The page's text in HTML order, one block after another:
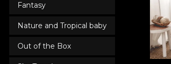
Fantasy
Nature and Tropical baby
Out of the Box